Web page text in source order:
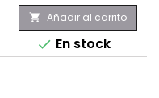
 Añadir al carrito
 En stock